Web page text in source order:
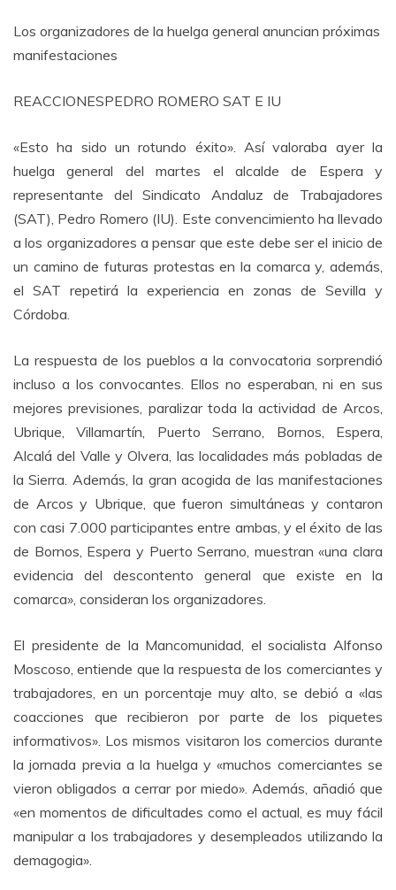
Los organizadores de la huelga general anuncian próximas
manifestaciones
REACCIONESPEDRO ROMERO SAT E IU
«Esto ha sido un rotundo éxito». Así valoraba ayer la
huelga general del martes el alcalde de Espera y
representante del Sindicato Andaluz de Trabajadores
(SAT), Pedro Romero (IU). Este convencimiento ha llevado
a los organizadores a pensar que este debe ser el inicio de
un camino de futuras protestas en la comarca y, además,
el SAT repetirá la experiencia en zonas de Sevilla y
Córdoba.
La respuesta de los pueblos a la convocatoria sorprendió
incluso a los convocantes. Ellos no esperaban, ni en sus
mejores previsiones, paralizar toda la actividad de Arcos,
Ubrique, Villamartín, Puerto Serrano, Bornos, Espera,
Alcalá del Valle y Olvera, las localidades más pobladas de
la Sierra. Además, la gran acogida de las manifestaciones
de Arcos y Ubrique, que fueron simultáneas y contaron
con casi 7.000 participantes entre ambas, y el éxito de las
de Bornos, Espera y Puerto Serrano, muestran «una clara
evidencia del descontento general que existe en la
comarca», consideran los organizadores.
El presidente de la Mancomunidad, el socialista Alfonso
Moscoso, entiende que la respuesta de los comerciantes y
trabajadores, en un porcentaje muy alto, se debió a «las
coacciones que recibieron por parte de los piquetes
informativos». Los mismos visitaron los comercios durante
la jornada previa a la huelga y «muchos comerciantes se
vieron obligados a cerrar por miedo». Además, añadió que
«en momentos de dificultades como el actual, es muy fácil
manipular a los trabajadores y desempleados utilizando la
demagogia».